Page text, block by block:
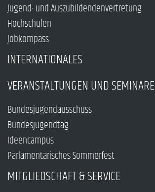
Jugend- und Auszubildendenvertretung
Hochschulen
Jobkompass
INTERNATIONALES
VERANSTALTUNGEN UND SEMINARE
Bundesjugendausschuss
Bundesjugendtag
Ideencampus
Parlamentarisches Sommerfest
MITGLIEDSCHAFT & SERVICE